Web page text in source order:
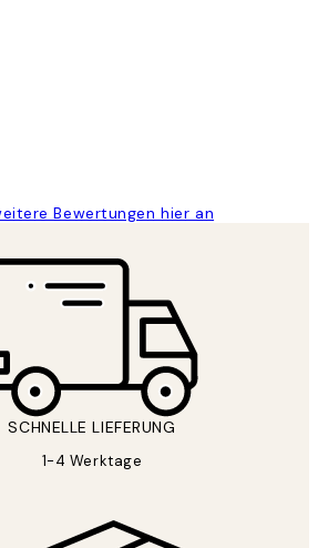
Bewertungen hier an
SCHNELLE LIEFERUNG
1-4 Werktage